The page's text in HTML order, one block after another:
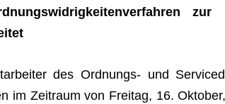
zur
des Ord­nungs- und
im Zeit­raum von Frei­tag, 16.